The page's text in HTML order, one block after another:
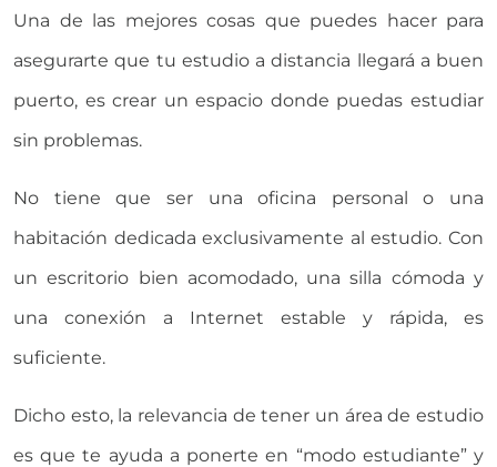
Una de las mejores cosas que puedes hacer para
asegurarte que tu estudio a distancia llegará a buen
puerto, es crear un espacio donde puedas estudiar
sin problemas.
No tiene que ser una oficina personal o una
habitación dedicada exclusivamente al estudio. Con
un escritorio bien acomodado, una silla cómoda y
una conexión a Internet estable y rápida, es
suficiente.
Dicho esto, la relevancia de tener un área de estudio
es que te ayuda a ponerte en “modo estudiante” y